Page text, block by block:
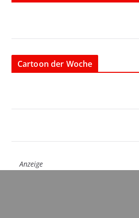
Cartoon der Woche
Anzeige